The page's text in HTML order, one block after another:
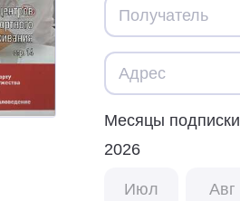
Месяцы подписки
2026
Июл Авг